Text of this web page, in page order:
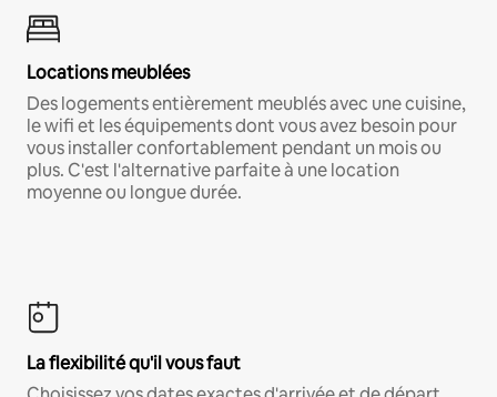
Locations meublées
Des logements entièrement meublés avec une cuisine,
le wifi et les équipements dont vous avez besoin pour
vous installer confortablement pendant un mois ou
plus. C'est l'alternative parfaite à une location
moyenne ou longue durée.
La flexibilité qu'il vous faut